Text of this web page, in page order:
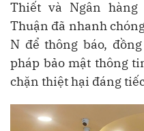
Thiết và Ngân
Thuận đã nhanh
N để thông báo,
pháp bảo mật thông
chặn thiệt hại đáng